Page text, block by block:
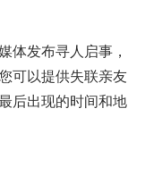
体发布寻人启事，
可以提供失联亲友
后出现的时间和地